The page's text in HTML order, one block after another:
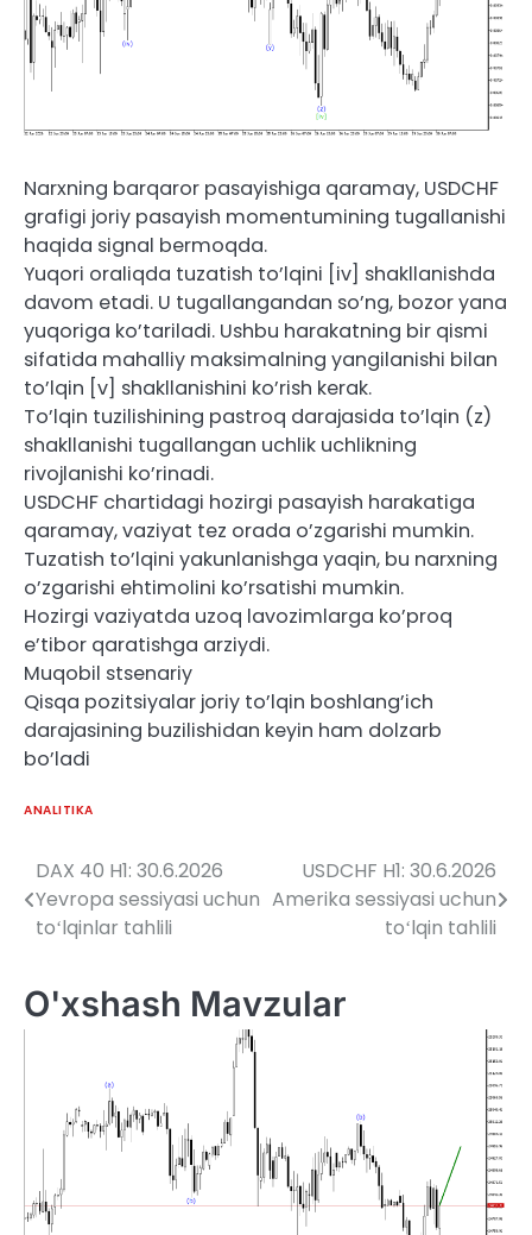
Narxning barqaror pasayishiga qaramay, USDCHF
grafigi joriy pasayish momentumining tugallanishi
haqida signal bermoqda.
Yuqori oraliqda tuzatish to’lqini [iv] shakllanishda
davom etadi. U tugallangandan so’ng, bozor yana
yuqoriga ko’tariladi. Ushbu harakatning bir qismi
sifatida mahalliy maksimalning yangilanishi bilan
to’lqin [v] shakllanishini ko’rish kerak.
To’lqin tuzilishining pastroq darajasida to’lqin (z)
shakllanishi tugallangan uchlik uchlikning
rivojlanishi ko’rinadi.
USDCHF chartidagi hozirgi pasayish harakatiga
qaramay, vaziyat tez orada o’zgarishi mumkin.
Tuzatish to’lqini yakunlanishga yaqin, bu narxning
o’zgarishi ehtimolini ko’rsatishi mumkin.
Hozirgi vaziyatda uzoq lavozimlarga ko’proq
e’tibor qaratishga arziydi.
Muqobil stsenariy
Qisqa pozitsiyalar joriy to’lqin boshlang’ich
darajasining buzilishidan keyin ham dolzarb
bo’ladi
ANALITIKA
Post
menyusi
DAX 40 H1: 30.6.2026
Yevropa sessiyasi uchun
toʻlqinlar tahlili
USDCHF H1: 30.6.2026
Amerika sessiyasi uchun
toʻlqin tahlili
O'xshash Mavzular